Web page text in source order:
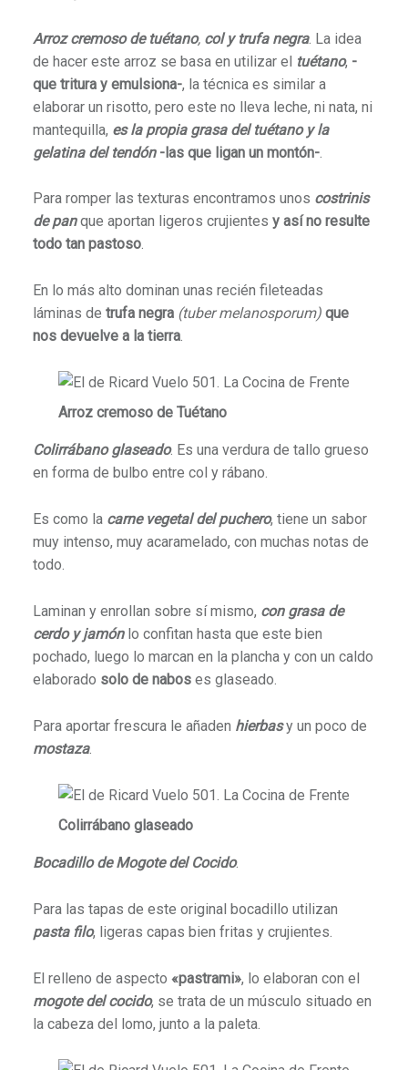
Arroz cremoso de tuétano,col y trufa negra. La idea
de hacer este arroz se basa en utilizar el tuétano, -
que tritura y emulsiona-, la técnica es similar a
elaborar un risotto, pero este no lleva leche, ni nata, ni
mantequilla, es la propia grasa del tuétano y la
gelatina del tendón -las que ligan un montón-.
Para romper las texturas encontramos unos costrinis
de panque aportan ligeros crujientes y así no resulte
todo tan pastoso.
En lo más alto dominan unas recién fileteadas
láminas de trufa negra (tuber melanosporum) que
nos devuelve a la tierra.
Arroz cremoso de Tuétano
Colirrábano glaseado. Es una verdura de tallo grueso
en forma de bulbo entre col y rábano.
Es como la carne vegetal del puchero, tiene un sabor
muy intenso, muy acaramelado, con muchas notas de
todo.
Laminan y enrollan sobre sí mismo, con grasa de
cerdo y jamónlo confitan hasta que este bien
pochado, luego lo marcan en la plancha y con un caldo
elaborado solo de naboses glaseado.
Para aportar frescura le añaden hierbasy un poco de
mostaza.
Colirrábano glaseado
Bocadillo de Mogote del Cocido.
Para las tapas de este original bocadillo utilizan
pasta filo, ligeras capas bien fritas y crujientes.
El relleno de aspecto «pastrami», lo elaboran con el
mogote del cocido, se trata de un músculo situado en
la cabeza del lomo, junto a la paleta.